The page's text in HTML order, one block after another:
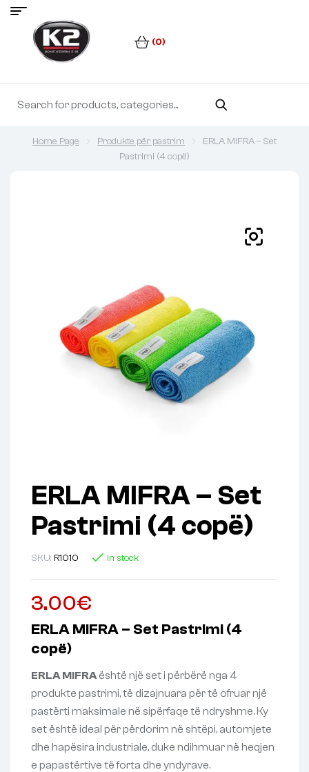
(0)
Home Page Produkte për pastrim
ERLA MIFRA – Set
Pastrimi (4 copë)
ERLA MIFRA – Set
Pastrimi (4 copë)
SKU: R1010 In stock
3.00€
ERLA MIFRA – Set Pastrimi (4
copë)
ERLA MIFRAështë një set i përbërë nga 4
produkte pastrimi, të dizajnuara për të ofruar një
pastërti maksimale në sipërfaqe të ndryshme. Ky
set është ideal për përdorim në shtëpi, automjete
dhe hapësira industriale, duke ndihmuar në heqjen
e papastërtive të forta dhe yndyrave.